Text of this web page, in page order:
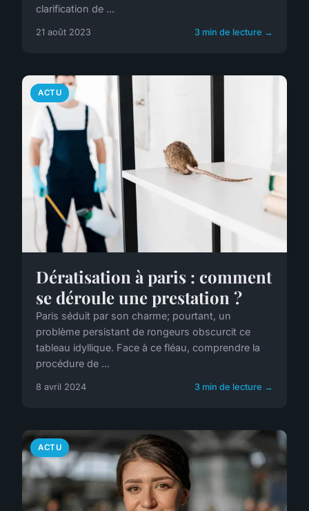
clarification de ...
21 août 2023 3 min de lecture →
ACTU
Dératisation à paris : comment
se déroule une prestation ?
Paris séduit par son charme; pourtant, un
problème persistant de rongeurs obscurcit ce
tableau idyllique. Face à ce fléau, comprendre la
procédure de ...
8 avril 2024 3 min de lecture →
ACTU